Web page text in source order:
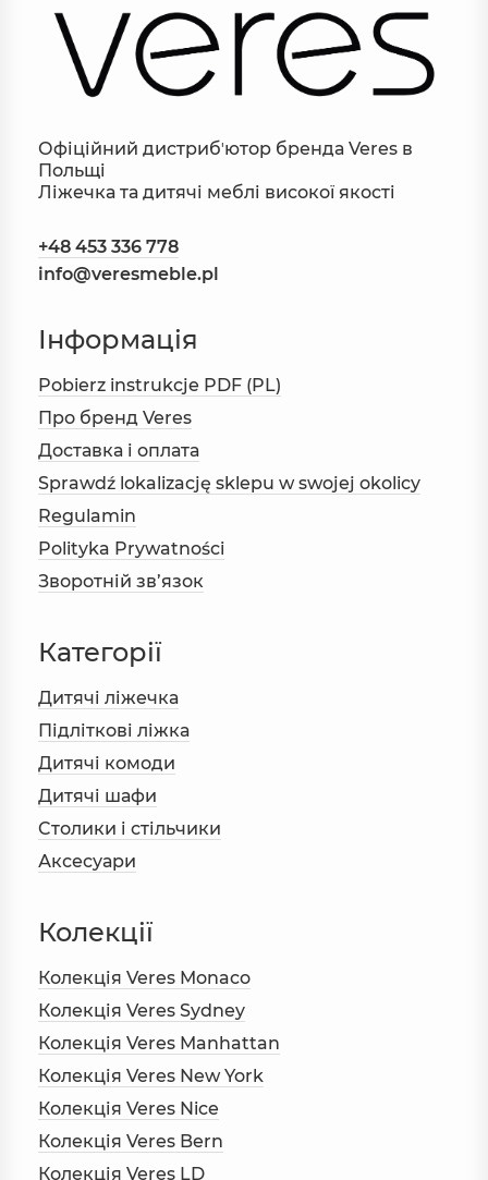
Офіційний дистрибʼютор бренда Veres в
Польщі
Ліжечка та дитячі меблі високої якості
+48 453 336 778
info@veresmeble.pl
Інформація
Pobierz instrukcje PDF (PL)
Про бренд Veres
Доставка і оплата
Sprawdź lokalizację sklepu w swojej okolicy
Regulamin
Polityka Prywatności
Зворотній зв’язок
Категорії
Дитячі ліжечка
Підліткові ліжка
Дитячі комоди
Дитячі шафи
Cтолики і стільчики
Аксесуари
Колекції
Колекція Veres Monaco
Колекція Veres Sydney
Колекція Veres Manhattan
Колекція Veres New York
Колекція Veres Nice
Колекція Veres Bern
Колекція Veres LD